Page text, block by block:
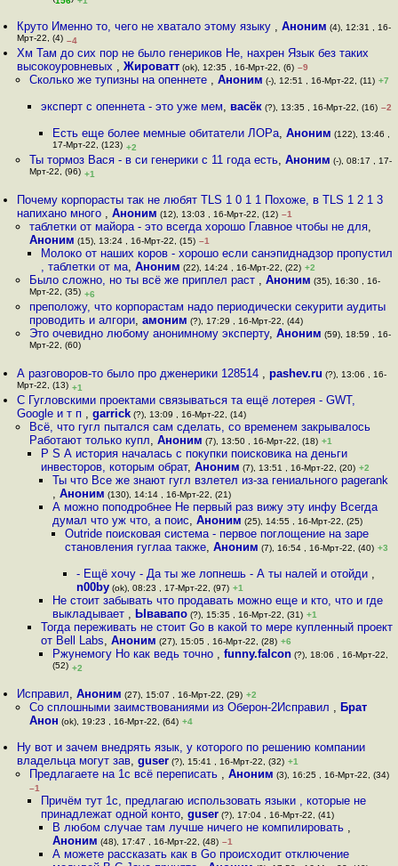
Круто Именно то, чего не хватало этому языку ,Аноним (4), 12:31 , 16-
Мрт-22, (4) –4
Хм Там до сих пор не было генериков Не, нахрен Язык без таких
высокоуровневых ,Жироватт (ok), 12:35 , 16-Мрт-22, (6) –9
Сколько же тупизны на опеннете , Аноним (-), 12:51 , 16-Мрт-22, (11) +7
эксперт с опеннета - это уже мем, васёк(?), 13:35 , 16-Мрт-22, (16) –2
Есть еще более мемные обитатели ЛОРа,Аноним (122), 13:46 ,
17-Мрт-22, (123) +2
Ты тормоз Вася - в си генерики с 11 года есть, Аноним (-), 08:17 , 17-
Мрт-22, (96) +1
Почему корпорасты так не любят TLS 1 0 1 1 Похоже, в TLS 1 2 1 3
напихано много ,Аноним (12), 13:03 , 16-Мрт-22, (12) –1
таблетки от майора - это всегда хорошо Главное чтобы не для,
Аноним (15), 13:24 , 16-Мрт-22, (15) –1
Молоко от наших коров - хорошо если санэпиднадзор пропустил
, таблетки от ма, Аноним (22), 14:24 , 16-Мрт-22, (22) +2
Было сложно, но ты всё же приплел раст , Аноним (35), 16:30 , 16-
Мрт-22, (35) +6
преположу, что корпорастам надо периодически секурити аудиты
проводить и алгори, амоним (?), 17:29 , 16-Мрт-22, (44)
Это очевидно любому анонимному эксперту, Аноним (59), 18:59 , 16-
Мрт-22, (60)
А разговоров-то было про дженерики 128514 ,pashev.ru (?), 13:06 , 16-
Мрт-22, (13) +1
С Гугловскими проектами связываться та ещё лотерея - GWT,
Google и т п ,garrick (?), 13:09 , 16-Мрт-22, (14)
Всё, что гугл пытался сам сделать, со временем закрывалось
Работают только купл, Аноним (7), 13:50 , 16-Мрт-22, (18) +1
P S А история началась с покупки поисковика на деньги
инвесторов, которым обрат, Аноним (7), 13:51 , 16-Мрт-22, (20) +2
Ты что Все же знают гугл взлетел из-за гениального pagerank
,Аноним (130), 14:14 , 16-Мрт-22, (21)
А можно поподробнее Не первый раз вижу эту инфу Всегда
думал что уж что, а поис,Аноним (25), 14:55 , 16-Мрт-22, (25)
Outride поисковая система - первое поглощение на заре
становления гуглаа также, Аноним (7), 16:54 , 16-Мрт-22, (40) +3
- Ещё хочу - Да ты же лопнешь - А ты налей и отойди ,
n00by(ok), 08:23 , 17-Мрт-22, (97) +1
Не стоит забывать что продавать можно еще и кто, что и где
выкладывает , Ывавапо (?), 15:35 , 16-Мрт-22, (31) +1
Тогда переживать не стоит Go в какой то мере купленный проект
от Bell Labs, Аноним (27), 15:05 , 16-Мрт-22, (28) +6
Ржунемогу Но как ведь точно ,funny.falcon (?), 18:06 , 16-Мрт-22,
(52) +2
Исправил,Аноним (27), 15:07 , 16-Мрт-22, (29) +2
Со сплошными заимствованиями из Оберон-2Исправил , Брат
Анон (ok), 19:23 , 16-Мрт-22, (64) +4
Ну вот и зачем внедрять язык, у которого по решению компании
владельца могут зав,guser (?), 15:41 , 16-Мрт-22, (32) +1
Предлагаете на 1с всё переписать , Аноним (3), 16:25 , 16-Мрт-22, (34)
–1
Причём тут 1с, предлагаю использовать языки , которые не
принадлежат одной конто, guser(?), 17:04 , 16-Мрт-22, (41)
В любом случае там лучше ничего не компилировать ,
Аноним (48), 17:47 , 16-Мрт-22, (48) –1
А можете рассказать как в Go происходит отключение